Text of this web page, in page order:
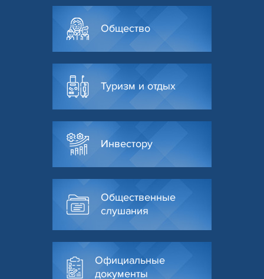
Общество
Туризм и отдых
Инвестору
Общественные
слушания
Официальные
документы